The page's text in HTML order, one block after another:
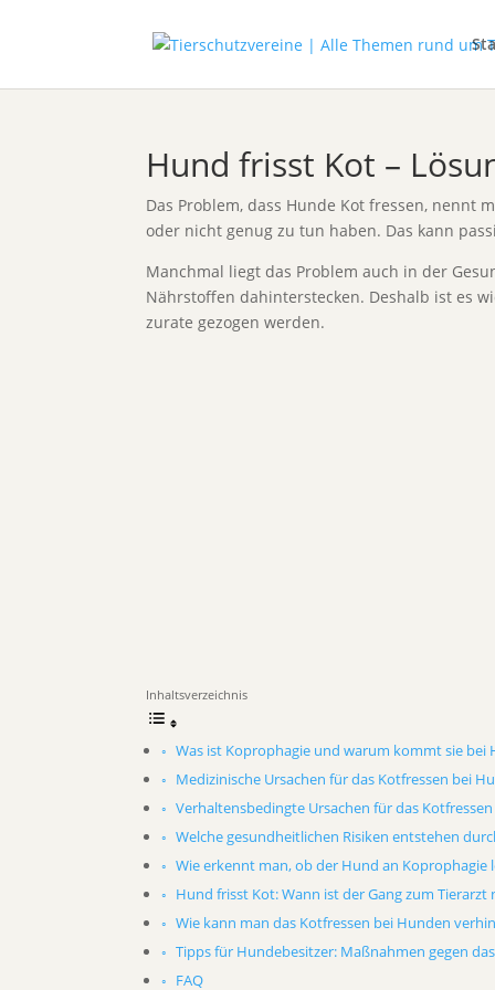
Hund frisst Kot –
Das Problem, dass Hunde Kot fressen, nennt
oder nicht genug zu tun haben. Das kann
Manchmal liegt das Problem auch in der
Nährstoffen dahinterstecken. Deshalb ist es
zurate gezogen werden.
Inhaltsverzeichnis
Was ist Koprophagie und warum kommt sie bei
Medizinische Ursachen für das Kotfressen bei
Verhaltensbedingte Ursachen für das Kotfressen
Welche gesundheitlichen Risiken entstehen
Wie erkennt man, ob der Hund an Koprophagie
Hund frisst Kot: Wann ist der Gang zum Tierarzt
Wie kann man das Kotfressen bei Hunden
Tipps für Hundebesitzer: Maßnahmen gegen
FAQ